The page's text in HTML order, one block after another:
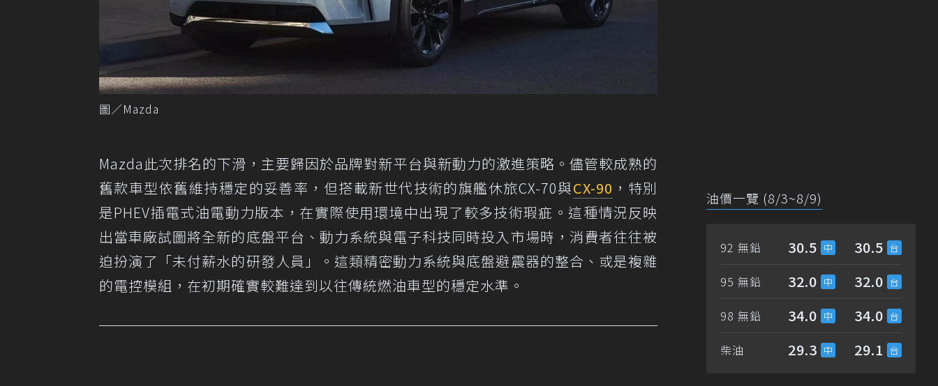
圖／Mazda
Mazda此次排名的下滑，主要歸因於品牌對新平台與新動力的激進策略。儘管較成熟的
舊款車型依舊維持穩定的妥善率，但搭載新世代技術的旗艦休旅CX-70與CX-90 ，特別
是PHEV插電式油電動力版本，在實際使用環境中出現了較多技術瑕疵。這種情況反映
出當車廠試圖將全新的底盤平台、動力系統與電子科技同時投入市場時，消費者往往被
迫扮演了「未付薪水的研發人員」。這類精密動力系統與底盤避震器的整合、或是複雜
的電控模組，在初期確實較難達到以往傳統燃油車型的穩定水準。
油價一覽 (8/3~8/9)
92 無鉛 30.5 30.5
95 無鉛 32.0 32.0
98 無鉛 34.0 34.0
柴油 29.3 29.1